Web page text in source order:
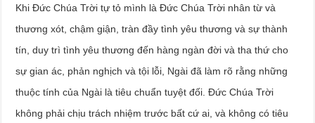
Khi Đức Chúa Trời tự tỏ mình là Đức Chúa Trời nhân từ và
thương xót, chậm giận, tràn đầy tình yêu thương và sự thành
tín, duy trì tình yêu thương đến hàng ngàn đời và tha thứ cho
sự gian ác, phản nghịch và tội lỗi, Ngài đã làm rõ rằng những
thuộc tính của Ngài là tiêu chuẩn tuyệt đối. Đức Chúa Trời
không phải chịu trách nhiệm trước bất cứ ai, và không có tiêu